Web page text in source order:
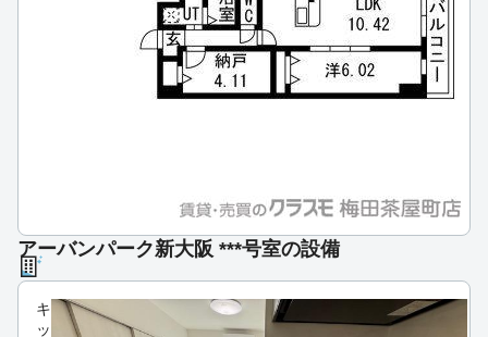
アーバンパーク新大阪 ***号室の設備
キ
ッ